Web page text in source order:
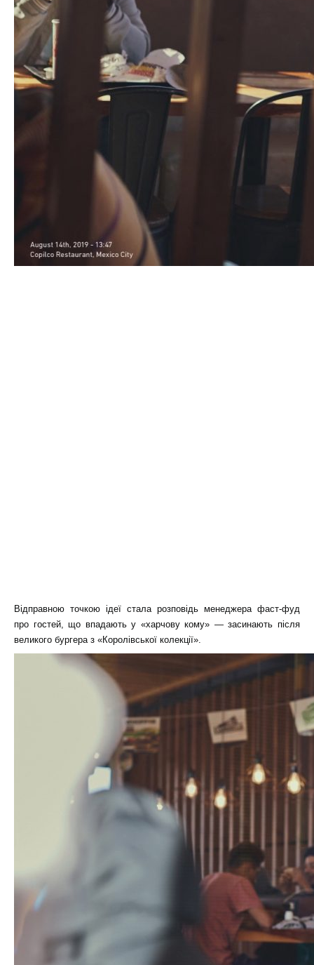
Відправною точкою ідеї стала розповідь менеджера фаст-фуд
про гостей, що впадають у «харчову кому» — засинають після
великого бургера з «Королівської колекції».